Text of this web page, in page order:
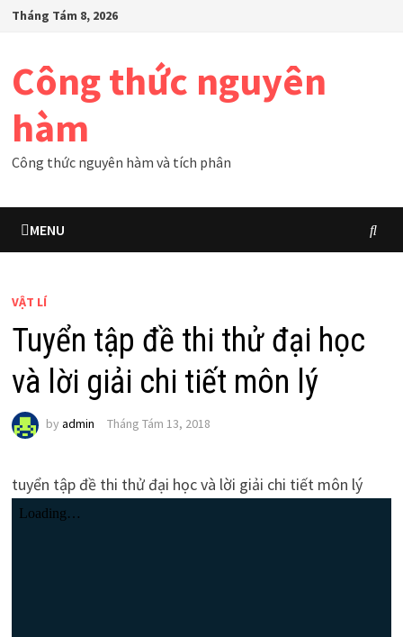
SkipTháng Tám 8, 2026
Công thức nguyên
hàm
Công thức nguyên hàm và tích phân
MENU
VẬT LÍ
Tuyển tập đề thi thử đại học
và lời giải chi tiết môn lý
by admin Tháng Tám 13, 2018
tuyển tập đề thi thử đại học và lời giải chi tiết môn lý